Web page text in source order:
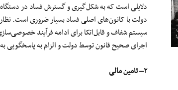
دلایلی است که بهشکل‌گیریو گسترش فساد در
دولت باکانون‌هایاصلی فساد بسیار ضروری است.
سیستم شفاف وقابل‌اتکابرای ادامه فرآیند
اجرای صحیح قانون توسط دولت و الزام به پاسخگویی
۲–تامینمالی